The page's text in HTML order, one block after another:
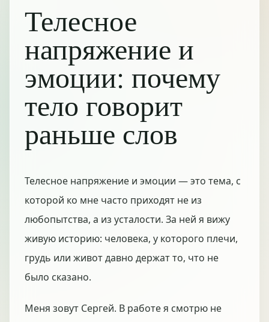
Телесное
напряжение и
эмоции: почему
тело говорит
раньше слов
Телесное напряжение и эмоции — это тема, с
которой ко мне часто приходят не из
любопытства, а из усталости. За ней я вижу
живую историю: человека, у которого плечи,
грудь или живот давно держат то, что не
было сказано.
Меня зовут Сергей. В работе я смотрю не